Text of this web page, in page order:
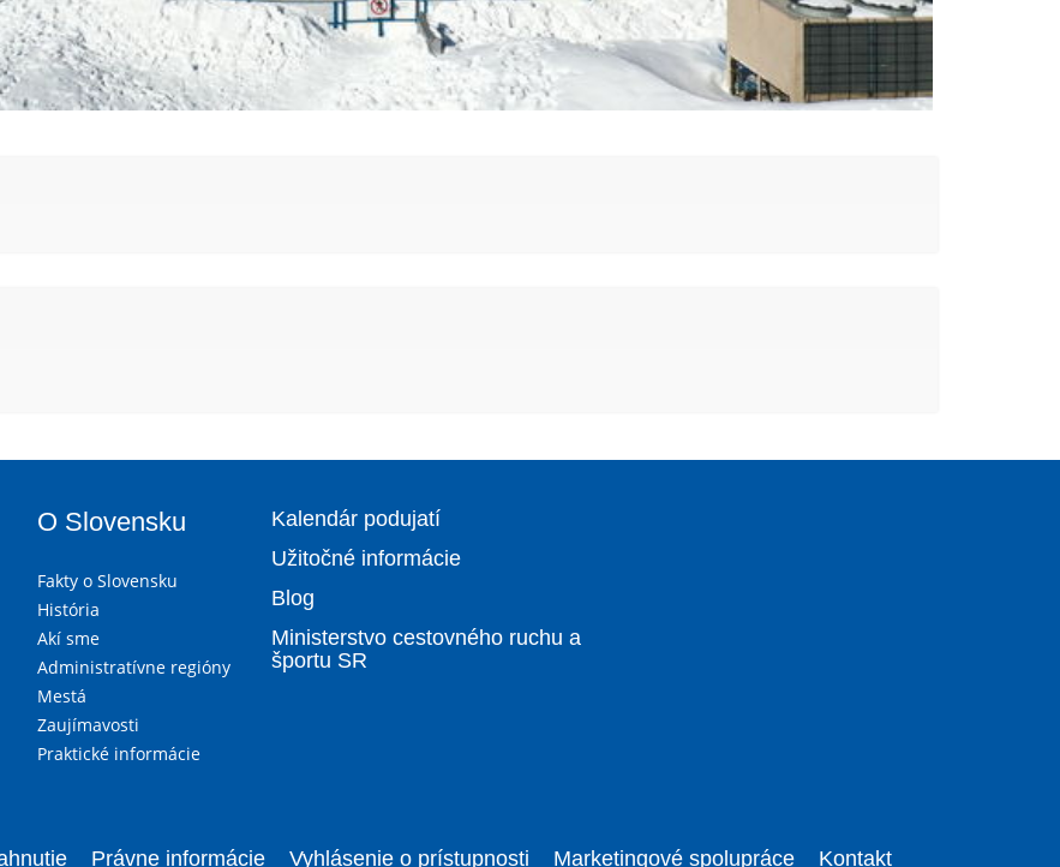
O Slovensku
Fakty o Slovensku
História
Akí sme
Administratívne regióny
Mestá
Zaujímavosti
Praktické informácie
Kalendár podujatí
Užitočné informácie
Blog
Ministerstvo cestovného ruchu a
športu SR
Právne informácie Vyhlásenie o prístupnosti Marketingové spolupráce Kontakt